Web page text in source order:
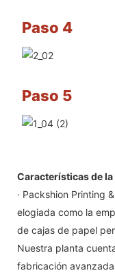
Paso 4
Paso 5
Características de
· Packshion Printing
elogiada como la
de cajas de papel
Nuestra planta
fabricación